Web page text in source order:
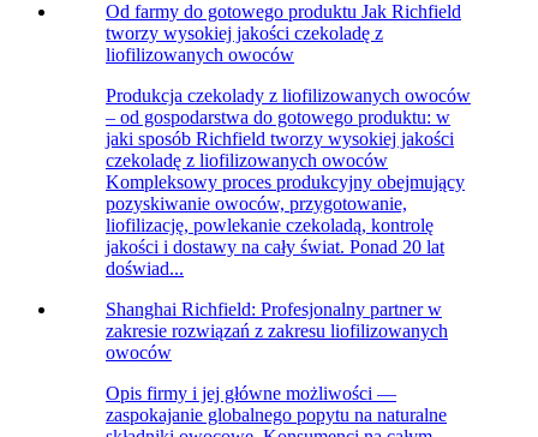
Od farmy do gotowego produktu Jak Richfield
tworzy wysokiej jakości czekoladę z
liofilizowanych owoców
Produkcja czekolady z liofilizowanych owoców
– od gospodarstwa do gotowego produktu: w
jaki sposób Richfield tworzy wysokiej jakości
czekoladę z liofilizowanych owoców
Kompleksowy proces produkcyjny obejmujący
pozyskiwanie owoców, przygotowanie,
liofilizację, powlekanie czekoladą, kontrolę
jakości i dostawy na cały świat. Ponad 20 lat
doświad...
Shanghai Richfield: Profesjonalny partner w
zakresie rozwiązań z zakresu liofilizowanych
owoców
Opis firmy i jej główne możliwości —
zaspokajanie globalnego popytu na naturalne